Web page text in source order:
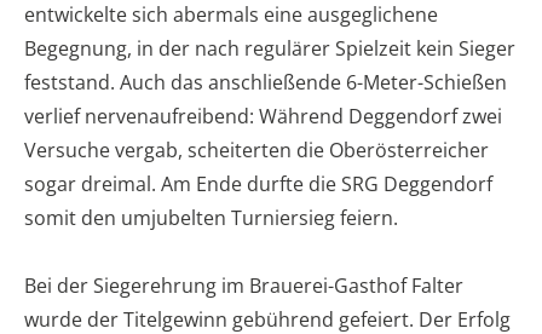
entwickelte sich abermals eine ausgeglichene
Begegnung, in der nach regulärer Spielzeit kein Sieger
feststand. Auch das anschließende 6-Meter-Schießen
verlief nervenaufreibend: Während Deggendorf zwei
Versuche vergab, scheiterten die Oberösterreicher
sogar dreimal. Am Ende durfte die SRG Deggendorf
somit den umjubelten Turniersieg feiern.
Bei der Siegerehrung im Brauerei-Gasthof Falter
wurde der Titelgewinn gebührend gefeiert. Der Erfolg